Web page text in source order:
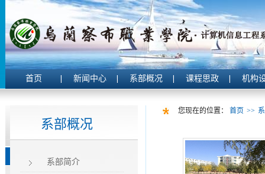
首页 新闻中心 系部概况 课程思政 机构
系部概况
系部简介
您现在的位置： 首页 >>